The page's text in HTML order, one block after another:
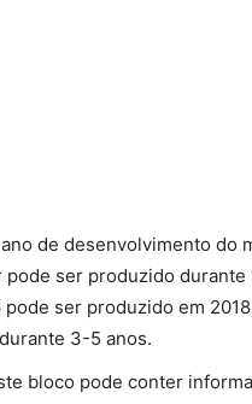
de desenvolvimento do
pode ser produzido
ser produzido em
3-5 anos.
bloco pode conter